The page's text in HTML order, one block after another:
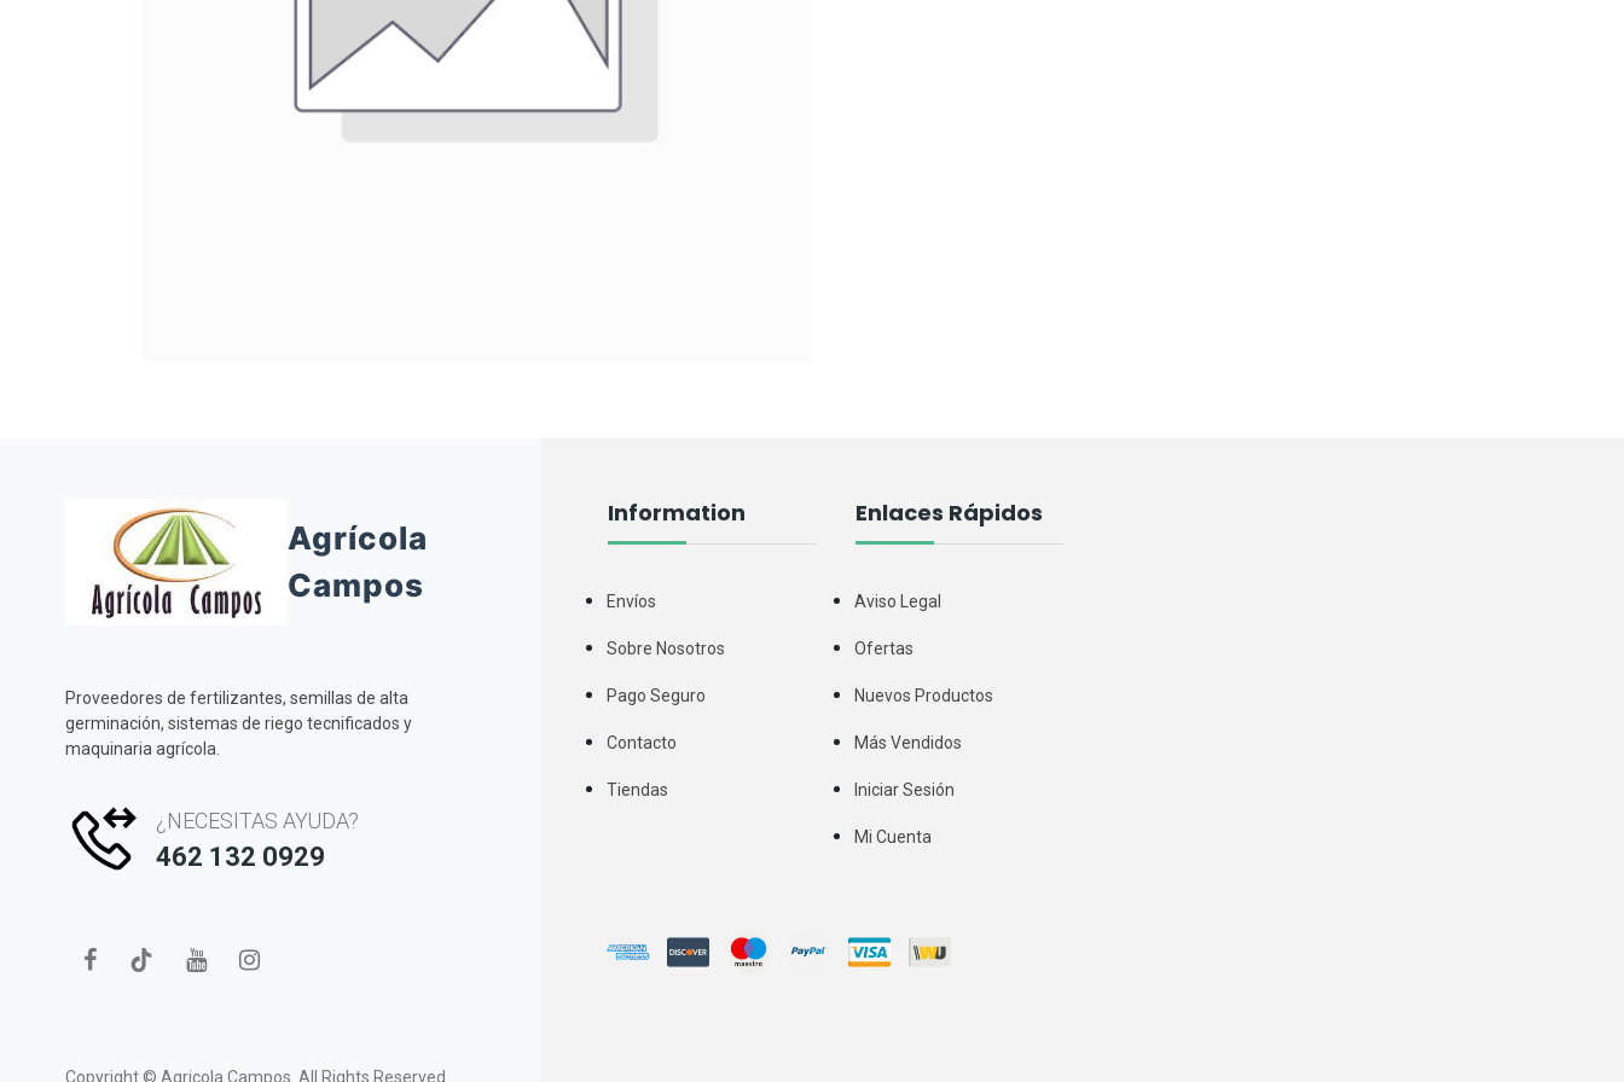
Agrícola
Campos
Proveedores de fertilizantes, semillas de alta
germinación, sistemas de riego tecnificados y
maquinaria agrícola.
¿NECESITAS AYUDA?
462 132 0929
Copyright © Agricola Campos. All Rights Reserved
Information
Envíos
Sobre Nosotros
Pago Seguro
Contacto
Tiendas
Enlaces Rápidos
Aviso Legal
Ofertas
Nuevos Productos
Más Vendidos
Iniciar Sesión
Mi Cuenta